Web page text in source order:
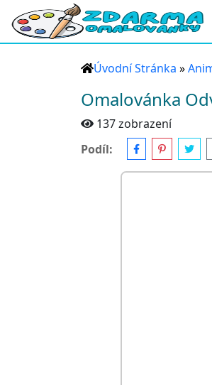
Úvodní Stránka »
Omalovánka
137 zobrazení
Podíl: